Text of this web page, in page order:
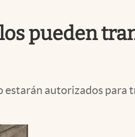
pueden
estarán autorizados para